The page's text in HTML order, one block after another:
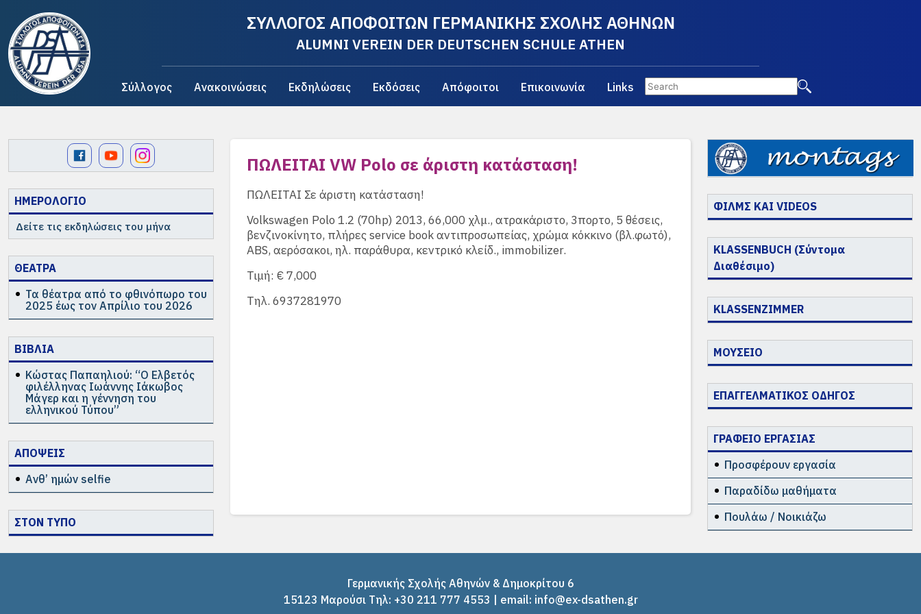
ΣΥΛΛΟΓΟΣ ΑΠΟΦΟΙΤΩΝ ΓΕΡΜΑΝΙΚΗΣ ΣΧΟΛΗΣ ΑΘΗΝΩΝ
ALUMNI VEREIN DER DEUTSCHEN SCHULE ATHEN
Σύλλογος Ανακοινώσεις Εκδηλώσεις Εκδόσεις Απόφοιτοι Επικοινωνία Links
ΗΜΕΡΟΛΟΓΙΟ
Δείτε τις εκδηλώσεις του μήνα
ΘΕΑΤΡΑ
Τα θέατρα από το φθινόπωρο του
2025 έως τον Απρίλιο του 2026
ΒΙΒΛΙΑ
Κώστας Παπαηλιού: “Ο Ελβετός
φιλέλληνας Ιωάννης Ιάκωβος
Μάγερ και η γέννηση του
ελληνικού Τύπου”
ΑΠΟΨΕΙΣ
Ανθ’ ημών selfie
ΣΤΟΝ ΤΥΠΟ
ΠΩΛΕΙΤΑΙ VW Polo σε άριστη κατάσταση!
ΠΩΛΕΙΤΑΙ Σε άριστη κατάσταση!
Volkswagen Polo 1.2 (70hp) 2013, 66,000 χλμ., ατρακάριστο, 3πορτο, 5 θέσεις,
βενζινοκίνητο, πλήρες service book αντιπροσωπείας, χρώμα κόκκινο (βλ.φωτό),
ABS, αερόσακοι, ηλ. παράθυρα, κεντρικό κλείδ., immobilizer.
Τιμή: € 7,000
Τηλ. 6937281970
ΦΙΛΜΣ ΚΑΙ VIDEOS
KLASSENBUCH (Σύντομα
Διαθέσιμο)
KLASSENZIMMER
ΜΟΥΣΕΙΟ
ΕΠΑΓΓΕΛΜΑΤΙΚΟΣ ΟΔΗΓΟΣ
ΓΡΑΦΕΙΟ ΕΡΓΑΣΙΑΣ
Προσφέρουν εργασία
Παραδίδω μαθήματα
Πουλάω / Νοικιάζω
Γερμανικής Σχολής Αθηνών & Δημοκρίτου 6
15123 Μαρούσι Tηλ: +30 211 777 4553 | email: info@ex-dsathen.gr